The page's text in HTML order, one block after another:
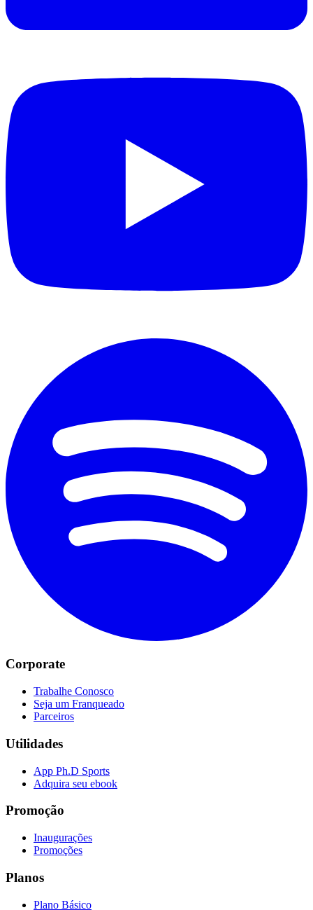
Corporate
Trabalhe Conosco
Seja um Franqueado
Parceiros
Utilidades
App Ph.D Sports
Adquira seu ebook
Promoção
Inaugurações
Promoções
Planos
Plano Básico